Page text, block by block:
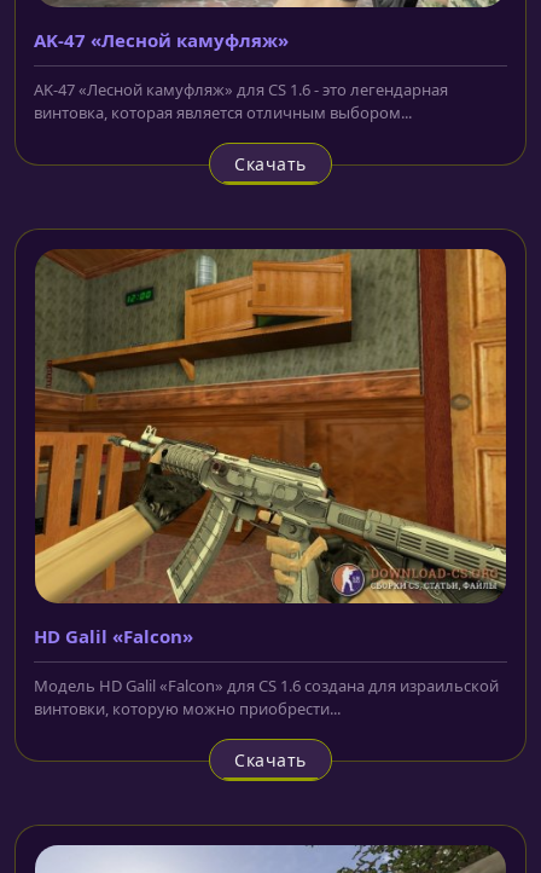
AK-47 «Лесной камуфляж»
AK-47 «Лесной камуфляж» для CS 1.6 - это легендарная
винтовка, которая является отличным выбором...
Скачать
HD Galil «Falcon»
Модель HD Galil «Falcon» для CS 1.6 создана для израильской
винтовки, которую можно приобрести...
Скачать